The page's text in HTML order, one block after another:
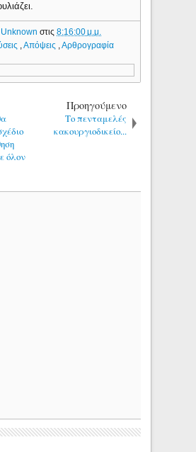
Unknownστις8:16:00 μ.μ.
,Απόψεις ,Αρθρογραφία
όλον
Προηγούμενο
Το πενταμελές
κακουργιοδικείο...